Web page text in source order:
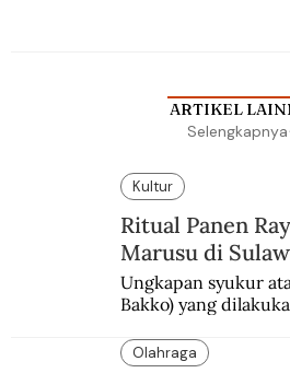
ARTIKEL
Selengkapnya
Kultur
Ritual Panen
Marusu di
Ungkapan syukur
Bakko) yang
Olahraga